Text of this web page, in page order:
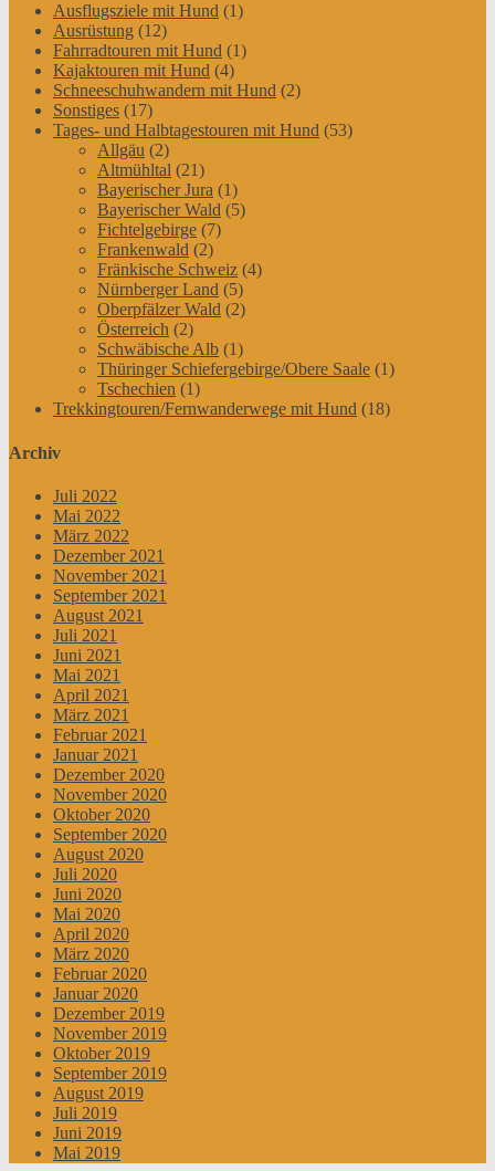
Ausflugsziele mit Hund (1)
Ausrüstung (12)
Fahrradtouren mit Hund (1)
Kajaktouren mit Hund (4)
Schneeschuhwandern mit Hund (2)
Sonstiges (17)
Tages- und Halbtagestouren mit Hund (53)
Allgäu (2)
Altmühltal (21)
Bayerischer Jura (1)
Bayerischer Wald (5)
Fichtelgebirge (7)
Frankenwald (2)
Fränkische Schweiz (4)
Nürnberger Land (5)
Oberpfälzer Wald (2)
Österreich (2)
Schwäbische Alb (1)
Thüringer Schiefergebirge/Obere Saale (1)
Tschechien (1)
Trekkingtouren/Fernwanderwege mit Hund (18)
Archiv
Juli 2022
Mai 2022
März 2022
Dezember 2021
November 2021
September 2021
August 2021
Juli 2021
Juni 2021
Mai 2021
April 2021
März 2021
Februar 2021
Januar 2021
Dezember 2020
November 2020
Oktober 2020
September 2020
August 2020
Juli 2020
Juni 2020
Mai 2020
April 2020
März 2020
Februar 2020
Januar 2020
Dezember 2019
November 2019
Oktober 2019
September 2019
August 2019
Juli 2019
Juni 2019
Mai 2019